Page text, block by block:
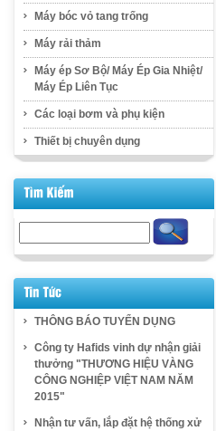
Máy bóc vỏ tang trống
Máy rải thảm
Máy ép Sơ Bộ/ Máy Ép Gia Nhiệt/
Máy Ép Liên Tục
Các loại bơm và phụ kiện
Thiết bị chuyên dụng
THÔNG BÁO TUYỂN DỤNG
Công ty Hafids vinh dự nhận giải
thưởng "THƯƠNG HIỆU VÀNG
CÔNG NGHIỆP VIỆT NAM NĂM
2015"
Nhận tư vấn, lắp đặt hệ thống xử